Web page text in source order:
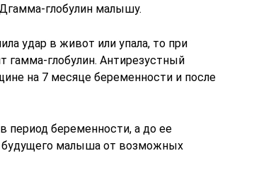
глобулин малышу.
удар в живот или упала, то при
гамма-глобулин. Антирезустный
на 7 месяце беременности и после
период беременности, а до ее
будущего малыша от возможных